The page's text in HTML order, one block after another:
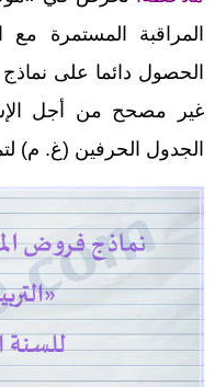
المراقبة المستمرة مع
الحصول دائما على نماذج
غير مصحح من أجل
الجدول الحرفين (غ. م)